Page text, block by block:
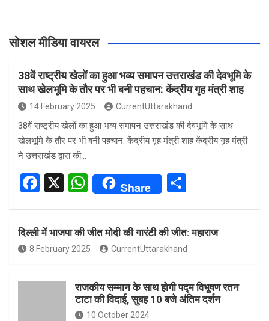
सोशल मीडिया वायरल
38वें राष्ट्रीय खेलों का हुआ भव्य समापन उत्तराखंड की देवभूमि के
साथ खेलभूमि के तौर पर भी बनी पहचान: केंद्रीय गृह मंत्री शाह
14 February 2025 CurrentUttarakhand
38वें राष्ट्रीय खेलों का हुआ भव्य समापन उत्तराखंड की देवभूमि के साथ
खेलभूमि के तौर पर भी बनी पहचान: केंद्रीय गृह मंत्री शाह केंद्रीय गृह मंत्री
ने उत्तराखंड द्वारा की…
F
ce
b
o
o
X
W
at
s
A
p
p
Share
e
दिल्ली में भाजपा की जीत मोदी की गारंटी की जीत: महाराज
8 February 2025 CurrentUttarakhand
राजकीय सम्मान के साथ होगी पद्म विभूषण रतन
टाटा की विदाई, सुबह 10 बजे अंतिम दर्शन
10 October 2024